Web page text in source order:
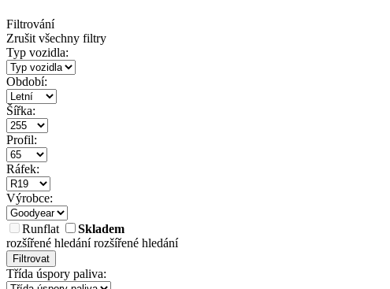
Filtrování
Zrušit všechny filtry
Typ vozidla:
Období:
Šířka:
Profil:
Ráfek:
Výrobce:
Runflat
Skladem
rozšířené hledánírozšířené hledání
Filtrovat
Třída úspory paliva: